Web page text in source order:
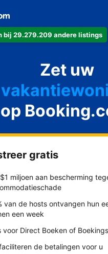
bij 29.279.209 andere listings
Zet uw
appartement
hotel
pension
bed &
op
gratis
miljoen aan bescherming
van de hosts ontvangen hun
een week
voor Direct Boeken of
de betalingen voor u